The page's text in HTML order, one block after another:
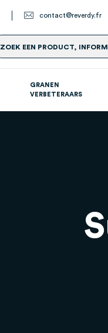
contact@reverdy.fr
ZOEK EEN PRODUCT,
GRANEN
VERBETERAARS